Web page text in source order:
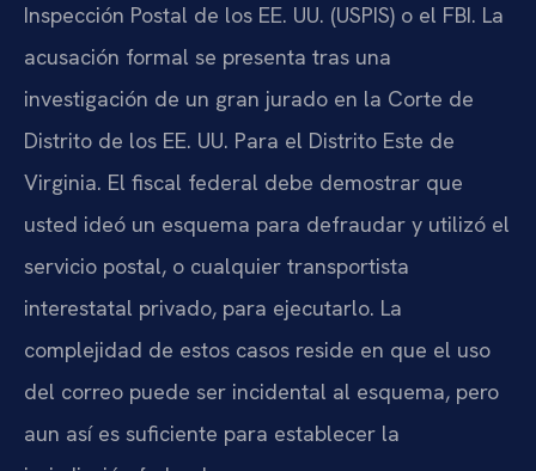
Inspección Postal de los EE. UU. (USPIS) o el FBI. La
acusación formal se presenta tras una
investigación de un gran jurado en la Corte de
Distrito de los EE. UU. Para el Distrito Este de
Virginia. El fiscal federal debe demostrar que
usted ideó un esquema para defraudar y utilizó el
servicio postal, o cualquier transportista
interestatal privado, para ejecutarlo. La
complejidad de estos casos reside en que el uso
del correo puede ser incidental al esquema, pero
aun así es suficiente para establecer la